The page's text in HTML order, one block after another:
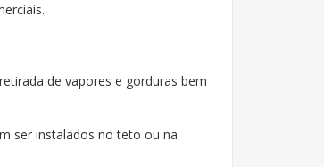
de vapores e gorduras bem
ser instalados no teto ou na